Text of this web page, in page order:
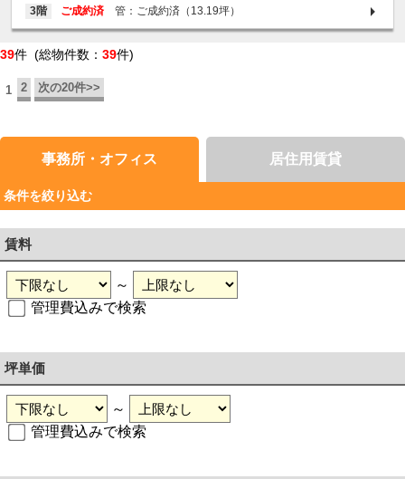
3階 ご成約済 管：ご成約済（13.19坪）
39件 (総物件数： 39件)
1 2 次の20件>>
事務所・オフィス 居住用賃貸
条件を絞り込む
賃料
～
管理費込みで検索
坪単価
～
管理費込みで検索